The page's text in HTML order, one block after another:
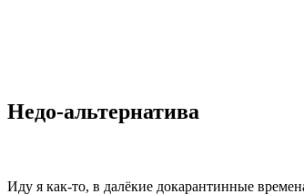
Недо-альтернатива
Иду я как-то, в далёкие докарантинные